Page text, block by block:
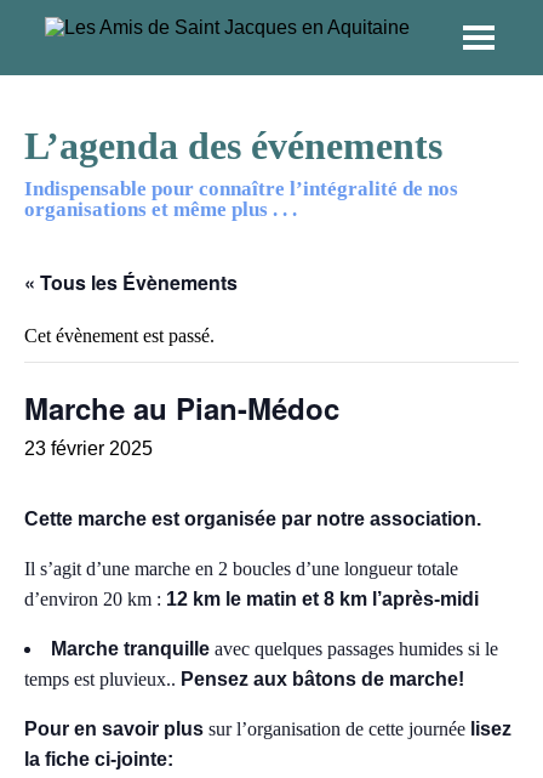
L’agenda des événements
Indispensable pour connaître l’intégralité de nos
organisations et même plus . . .
« Tous les Évènements
Cet évènement est passé.
Marche au Pian-Médoc
23 février 2025
Cette marche est organisée par notre association.
Il s’agit d’une marche en 2 boucles d’une longueur totale
d’environ 20 km : 12 km le matin et 8 km l’après-midi
Marche tranquille avec quelques passages humides si le
temps est pluvieux.. Pensez aux bâtons de marche!
Pour en savoir plus sur l’organisation de cette journée lisez
la fiche ci-jointe: